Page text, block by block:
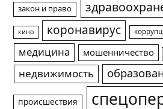
закон и право
кино коронавирус
медицина
мошенничество
недвижимость
происшествия